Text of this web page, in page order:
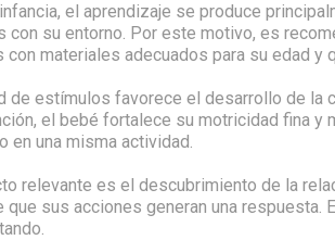
el aprendizaje se produce
con su entorno. Por este motivo, es
con materiales adecuados para su edad
de estímulos favorece el desarrollo de la
el bebé fortalece su motricidad fina y
en una misma actividad.
relevante es el descubrimiento de la
que sus acciones generan una